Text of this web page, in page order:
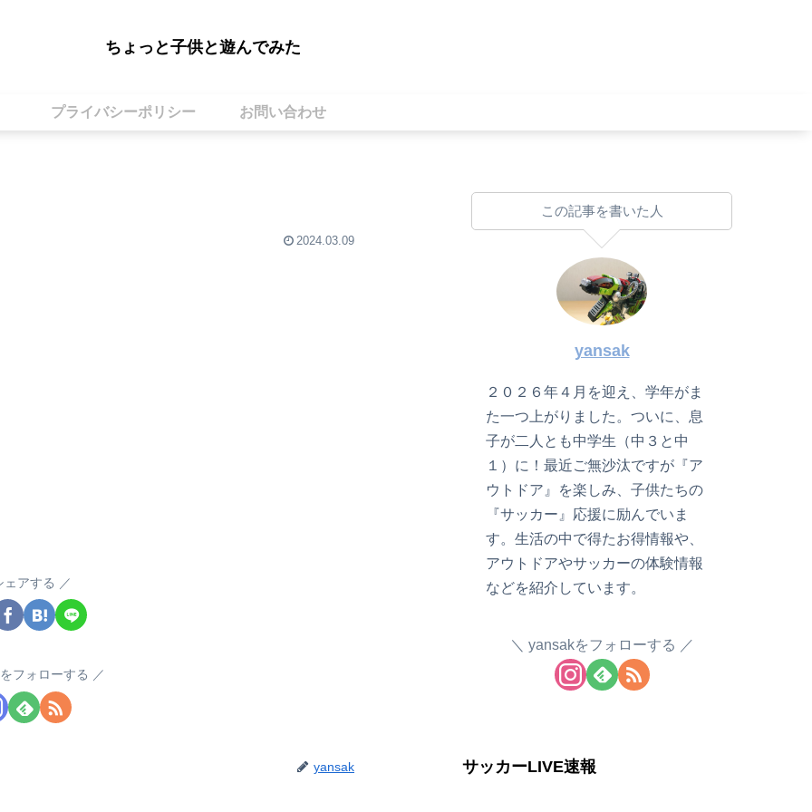
ちょっと子供と遊んでみた
プライバシーポリシー お問い合わせ
2024.03.09
ェアする
フォローする
yansak
この記事を書いた人
yansak
２０２６年４月を迎え、学年がま
た一つ上がりました。ついに、息
子が二人とも中学生（中３と中
１）に！最近ご無沙汰ですが『ア
ウトドア』を楽しみ、子供たちの
『サッカー』応援に励んでいま
す。生活の中で得たお得情報や、
アウトドアやサッカーの体験情報
などを紹介しています。
yansakをフォローする
サッカーLIVE速報